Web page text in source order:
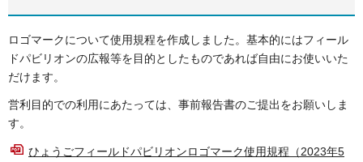
ロゴマークについて使用規程を作成しました。基本的にはフィール
ドパビリオンの広報等を目的としたものであれば自由にお使いいた
だけます。
営利目的での利用にあたっては、事前報告書のご提出をお願いしま
す。
ひょうごフィールドパビリオンロゴマーク使用規程（2023年5